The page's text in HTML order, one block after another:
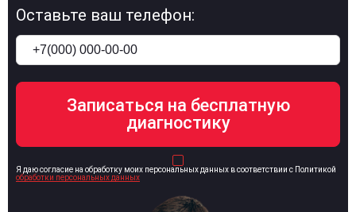
Оставьте ваш телефон:
Я даю согласие на обработку моих персональных данных в соответствии с Политикой
обработки персональных данных